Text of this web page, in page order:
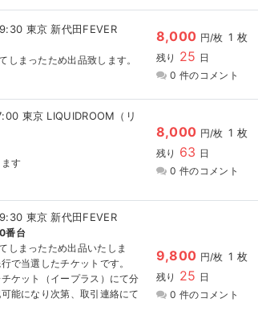
東京 新代田FEVER
しまったため出品致します。
8,000 円/枚 1 枚
残り 25 日
0 件のコメント
東京 LIQUIDROOM（リ
す
8,000 円/枚 1 枚
残り 63 日
0 件のコメント
東京 新代田FEVER
番台
しまったため出品いたしま
で当選したチケットです。
チケット（イープラス）にて分
能になり次第、取引連絡にて
9,800 円/枚 1 枚
残り 25 日
0 件のコメント